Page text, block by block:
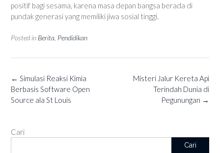
positif bagi sesama, karena masa depan bangsa berada di
pundak generasi yang memiliki jiwa sosial tinggi.
Posted in Berita Pendidikan
Post
navigation
Misteri Jalur Kereta Api
Terindah Dunia di
Pegunungan →
← Simulasi Reaksi Kimia
Berbasis Software Open
Source ala St Louis
Cari
Cari